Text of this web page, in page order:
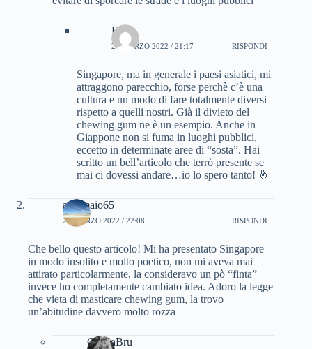
Elena
24 MARZO 2022 / 21:17 RISPONDI
Singapore, ma in generale i paesi asiatici, mi
attraggono parecchio, forse perchè c’è una
cultura e un modo di fare totalmente diversi
rispetto a quelli nostri. Già il divieto del
chewing gum ne è un esempio. Anche in
Giappone non si fuma in luoghi pubblici,
eccetto in determinate aree di “sosta”. Hai
scritto un bell’articolo che terrò presente se
mai ci dovessi andare…io lo spero tanto! 🤞
antomaio65
22 MARZO 2022 / 22:08 RISPONDI
Che bello questo articolo! Mi ha presentato Singapore
in modo insolito e molto poetico, non mi aveva mai
attirato particolarmente, la consideravo un pò “finta”
invece ho completamente cambiato idea. Adoro la legge
che vieta di masticare chewing gum, la trovo
un’abitudine davvero molto rozza
CinziaBru